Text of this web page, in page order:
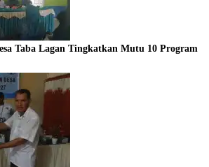
Taba Lagan Tingkatkan Mutu 10 Program